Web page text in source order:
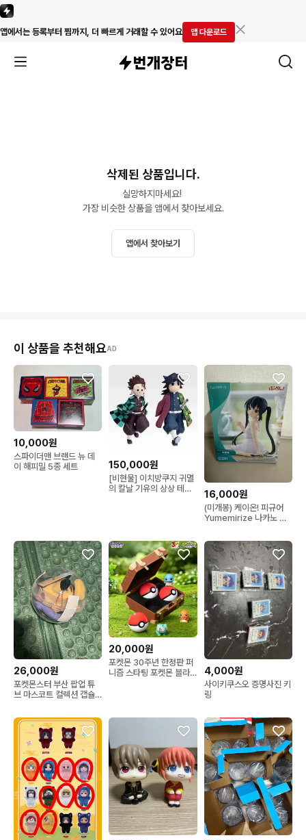
앱에서는 등록부터 찜까지, 더 빠르게 거래할 수 있어요 앱 다운로드
삭제된 상품입니다.
실망하지마세요!
가장 비슷한 상품을 앱에서 찾아보세요.
앱에서 찾아보기
이 상품을 추천해요AD
10,000원
스파이더맨 브랜드 뉴 데
이 해피밀 5종 세트
150,000원
[비현물] 이치방쿠지 귀멸
의 칼날 기유의 상상 테치
16,000원
(미개봉) 케이온! 피규어
Yumemirize 나카노 아
26,000원
포켓몬스터 부산 팝업 튜
브 마스코트 컬렉션 캡슐
20,000원
포켓몬 30주년 한정판 퍼
니즘 스타팅 포켓몬 블라
4,000원
사이키쿠스오 증명사진 키
링